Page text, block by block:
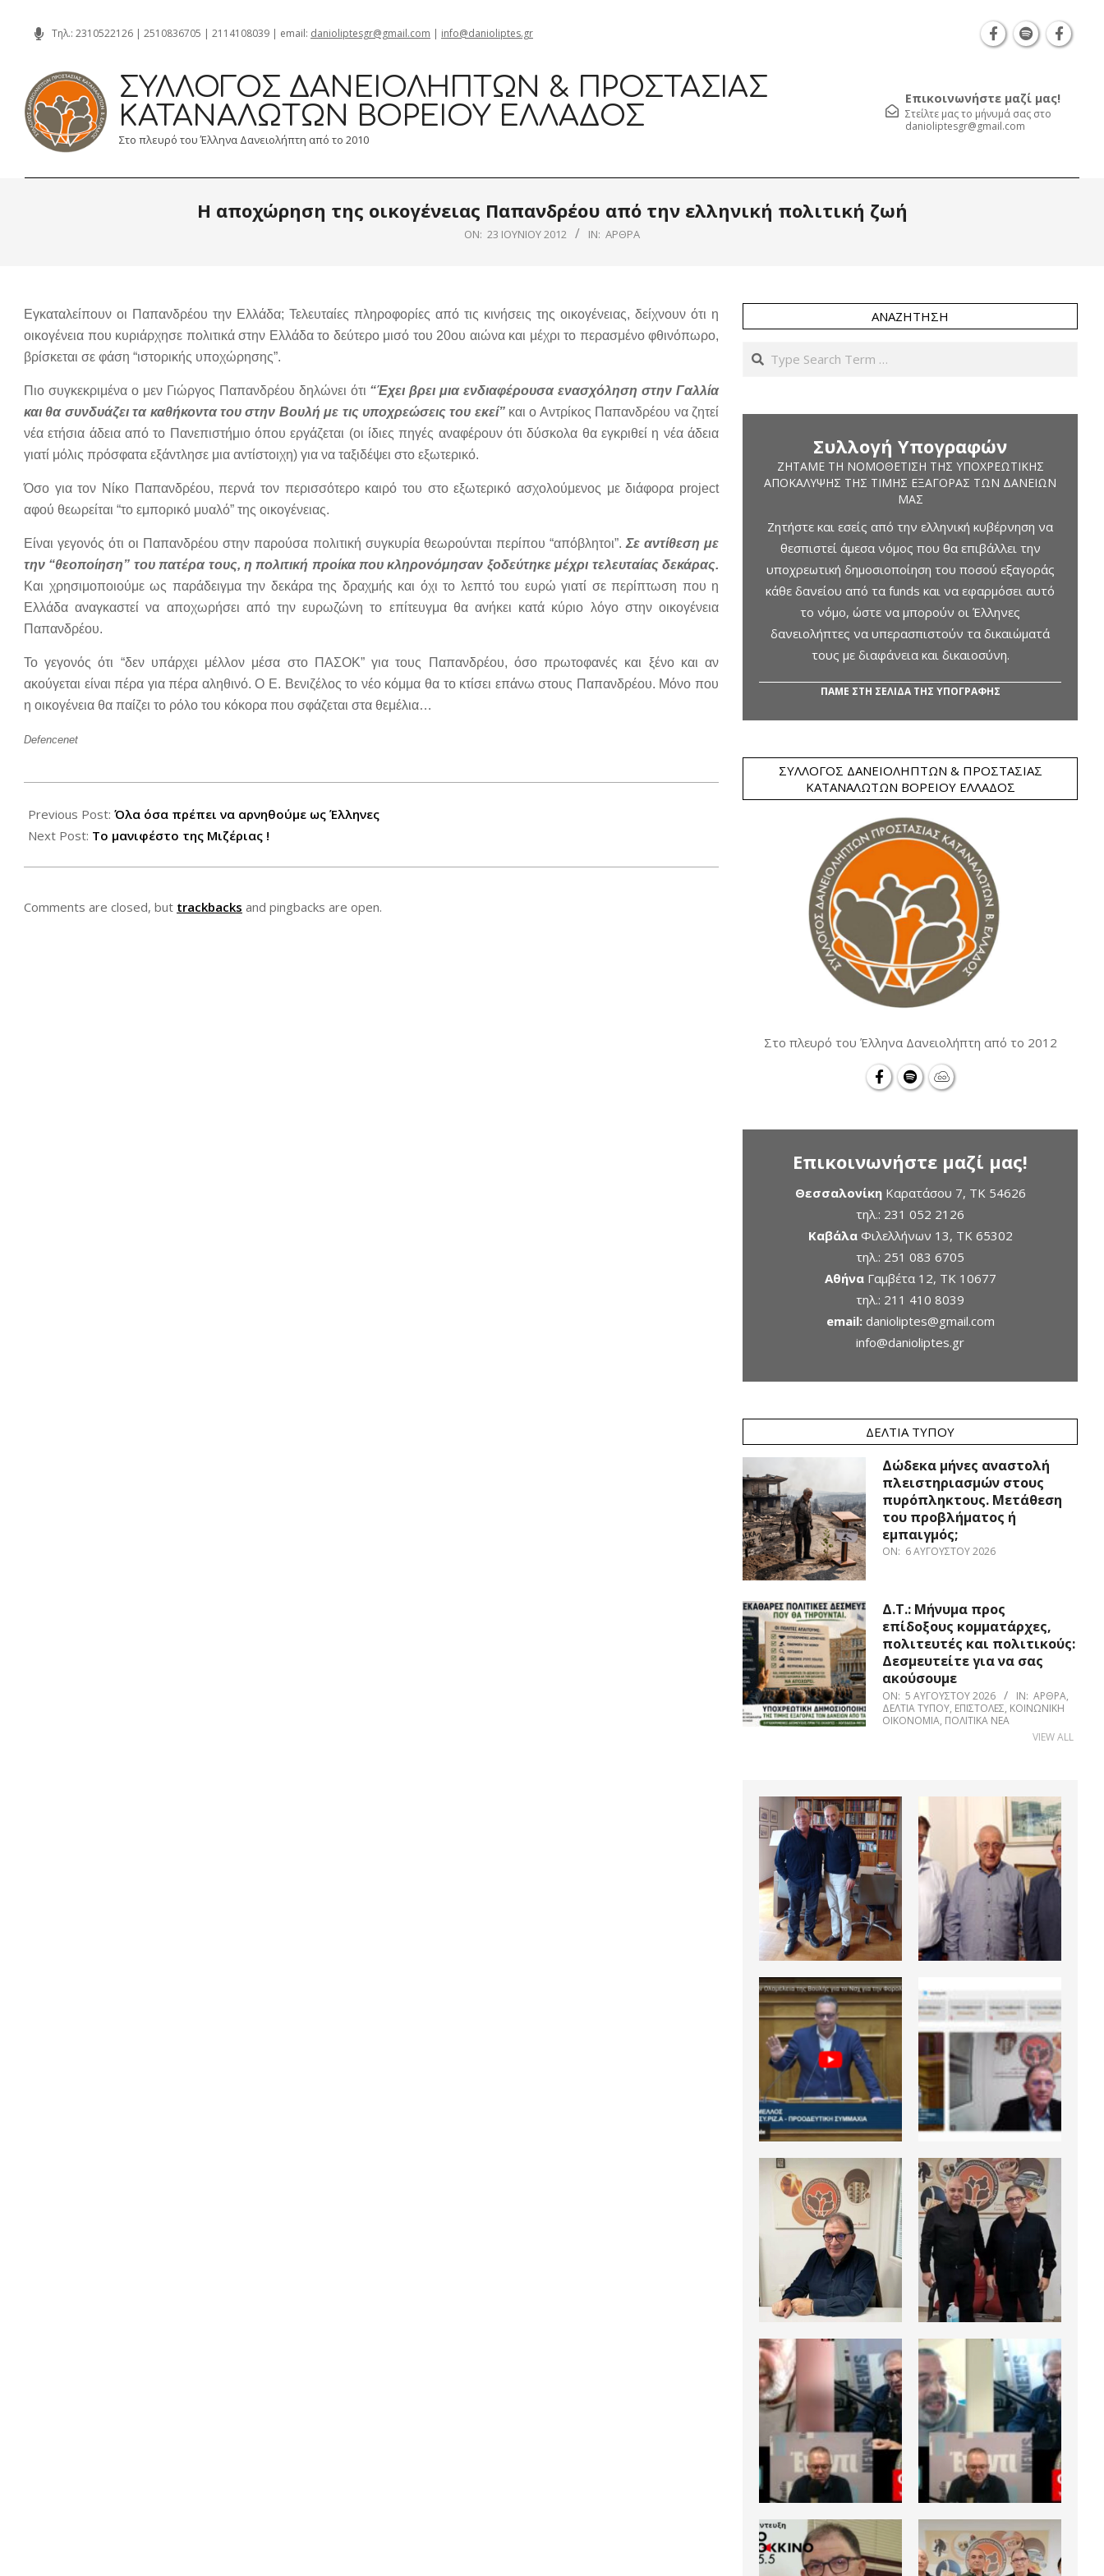
content
Τηλ.: 2310522126 | 2510836705 | 2114108039 | email: danioliptesgr@gmail.com | info@danioliptes.gr
ΣΎΛΛΟΓΟΣ ΔΑΝΕΙΟΛΗΠΤΏΝ & ΠΡΟΣΤΑΣΊΑΣ
ΚΑΤΑΝΑΛΩΤΏΝ ΒΟΡΕΊΟΥ ΕΛΛΆΔΟΣ
Στο πλευρό του Έλληνα Δανειολήπτη από το 2010
Επικοινωνήστε μαζί μας!
Στείλτε μας το μήνυμά σας στο
danioliptesgr@gmail.com
Η αποχώρηση της οικογένειας Παπανδρέου από την ελληνική πολιτική ζωή
ON: 23 ΙΟΥΝΊΟΥ 2012 IN: ΆΡΘΡΑ
Εγκαταλείπουν οι Παπανδρέου την Ελλάδα; Τελευταίες πληροφορίες από τις κινήσεις της οικογένειας, δείχνουν ότι η
οικογένεια που κυριάρχησε πολιτικά στην Ελλάδα το δεύτερο μισό του 20ου αιώνα και μέχρι το περασμένο φθινόπωρο,
βρίσκεται σε φάση “ιστορικής υποχώρησης”.
Πιο συγκεκριμένα ο μεν Γιώργος Παπανδρέου δηλώνει ότι “Έχει βρει μια ενδιαφέρουσα ενασχόληση στην Γαλλία
και θα συνδυάζει τα καθήκοντα του στην Βουλή με τις υποχρεώσεις του εκεί” και ο Αντρίκος Παπανδρέου να ζητεί
νέα ετήσια άδεια από το Πανεπιστήμιο όπου εργάζεται (οι ίδιες πηγές αναφέρουν ότι δύσκολα θα εγκριθεί η νέα άδεια
γιατί μόλις πρόσφατα εξάντλησε μια αντίστοιχη) για να ταξιδέψει στο εξωτερικό.
Όσο για τον Νίκο Παπανδρέου, περνά τον περισσότερο καιρό του στο εξωτερικό ασχολούμενος με διάφορα project
αφού θεωρείται “το εμπορικό μυαλό” της οικογένειας.
Είναι γεγονός ότι οι Παπανδρέου στην παρούσα πολιτική συγκυρία θεωρούνται περίπου “απόβλητοι”. Σε αντίθεση με
την “θεοποίηση” του πατέρα τους, η πολιτική προίκα που κληρονόμησαν ξοδεύτηκε μέχρι τελευταίας δεκάρας.
Και χρησιμοποιούμε ως παράδειγμα την δεκάρα της δραχμής και όχι το λεπτό του ευρώ γιατί σε περίπτωση που η
Ελλάδα αναγκαστεί να αποχωρήσει από την ευρωζώνη το επίτευγμα θα ανήκει κατά κύριο λόγο στην οικογένεια
Παπανδρέου.
Το γεγονός ότι “δεν υπάρχει μέλλον μέσα στο ΠΑΣΟΚ” για τους Παπανδρέου, όσο πρωτοφανές και ξένο και αν
ακούγεται είναι πέρα για πέρα αληθινό. Ο Ε. Βενιζέλος το νέο κόμμα θα το κτίσει επάνω στους Παπανδρέου. Μόνο που
η οικογένεια θα παίζει το ρόλο του κόκορα που σφάζεται στα θεμέλια…
Defencenet
06-
23
Previous Post: Όλα όσα πρέπει να αρνηθούμε ως Έλληνες
Next Post: Το μανιφέστο της Μιζέριας !
Comments are closed, but trackbacks and pingbacks are open.
ΑΝΑΖΉΤΗΣΗ
Search
Συλλογή Υπογραφών
ΖΗΤΆΜΕ ΤΗ ΝΟΜΟΘΈΤΙΣΗ ΤΗΣ ΥΠΟΧΡΕΩΤΙΚΉΣ
ΑΠΟΚΆΛΥΨΗΣ ΤΗΣ ΤΙΜΉΣ ΕΞΑΓΟΡΆΣ ΤΩΝ ΔΑΝΕΊΩΝ
ΜΑΣ
Ζητήστε και εσείς από την ελληνική κυβέρνηση να
θεσπιστεί άμεσα νόμος που θα επιβάλλει την
υποχρεωτική δημοσιοποίηση του ποσού εξαγοράς
κάθε δανείου από τα funds και να εφαρμόσει αυτό
το νόμο, ώστε να μπορούν οι Έλληνες
δανειολήπτες να υπερασπιστούν τα δικαιώματά
τους με διαφάνεια και δικαιοσύνη.
ΠΑΜΕ ΣΤΗ ΣΕΛΙΔΑ ΤΗΣ ΥΠΟΓΡΑΦΗΣ
ΣΎΛΛΟΓΟΣ ΔΑΝΕΙΟΛΗΠΤΏΝ & ΠΡΟΣΤΑΣΊΑΣ
ΚΑΤΑΝΑΛΩΤΏΝ ΒΟΡΕΊΟΥ ΕΛΛΆΔΟΣ
Στο πλευρό του Έλληνα Δανειολήπτη από το 2012
Επικοινωνήστε μαζί μας!
ΘεσσαλονίκηΚαρατάσου 7, TK 54626
τηλ.: 231 052 2126
ΚαβάλαΦιλελλήνων 13, ΤΚ 65302
τηλ.: 251 083 6705
ΑθήναΓαμβέτα 12, ΤΚ 10677
τηλ.: 211 410 8039
email: danioliptes@gmail.com
info@danioliptes.gr
ΔΕΛΤΊΑ ΤΎΠΟΥ
Δώδεκα μήνες αναστολή
πλειστηριασμών στους
πυρόπληκτους. Μετάθεση
του προβλήματος ή
εμπαιγμός;
ON: 6 ΑΥΓΟΎΣΤΟΥ 2026
Δ.Τ.: Μήνυμα προς
επίδοξους κομματάρχες,
πολιτευτές και πολιτικούς:
Δεσμευτείτε για να σας
ακούσουμε
ON: 5 ΑΥΓΟΎΣΤΟΥ 2026 IN: ΆΡΘΡΑ,
ΔΕΛΤΊΑ ΤΎΠΟΥ, ΕΠΙΣΤΟΛΈΣ, ΚΟΙΝΩΝΙΚΉ
ΟΙΚΟΝΟΜΊΑ, ΠΟΛΙΤΙΚΆ ΝΈΑ
VIEW ALL